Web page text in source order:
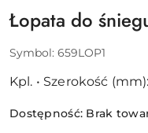
Łopata do
Symbol: 659LOP1
Kpl. • Szerokość
Dostępność: Brak